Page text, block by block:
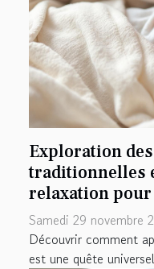
Exploration
traditionnelles
relaxation
Samedi 29 novembre
Découvrir comment
est une quête